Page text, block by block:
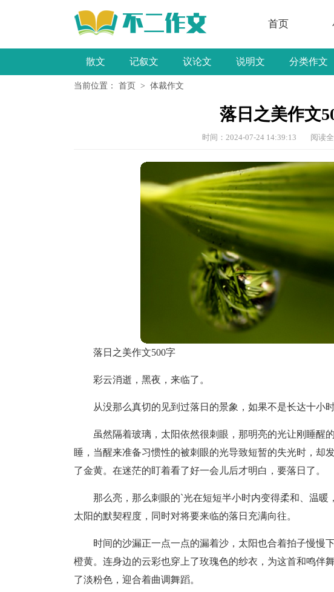
首页
散文 记叙文 议论文 说明文 分类作文
小学作文
当前位置： 首页 > 体裁作文
落日之美作文
时间：2024-07-24 14:39:13 阅读
落日之美作文500字
彩云消逝，黑夜，来临了。
从没那么真切的见到过落日的景象，如果不是长达十小
虽然隔着玻璃，太阳依然很刺眼，那明亮的光让刚睡醒
睡，当醒来准备习惯性的被刺眼的光导致短暂的失光时，却
了金黄。在迷茫的盯着看了好一会儿后才明白，要落日了。
那么亮，那么刺眼的`光在短短半小时内变得柔和、温暖
太阳的默契程度，同时对将要来临的落日充满向往。
时间的沙漏正一点一点的漏着沙，太阳也合着拍子慢慢
橙黄。连身边的云彩也穿上了玫瑰色的纱衣，为这首和鸣伴
了淡粉色，迎合着曲调舞蹈。